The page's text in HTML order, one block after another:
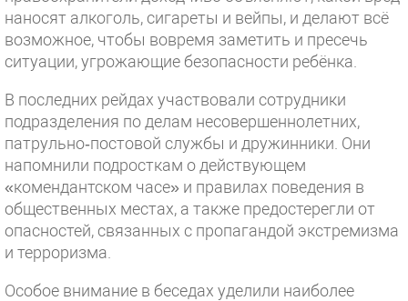
наносят алкоголь, сигареты и вейпы, и делают всё
возможное, чтобы вовремя заметить и пресечь
ситуации, угрожающие безопасности ребёнка.
В последних рейдах участвовали сотрудники
подразделения по делам несовершеннолетних,
патрульно‑постовой службы и дружинники. Они
напомнили подросткам о действующем
«комендантском часе» и правилах поведения в
общественных местах, а также предостерегли от
опасностей, связанных с пропагандой экстремизма
и терроризма.
Особое внимание в беседах уделили наиболее